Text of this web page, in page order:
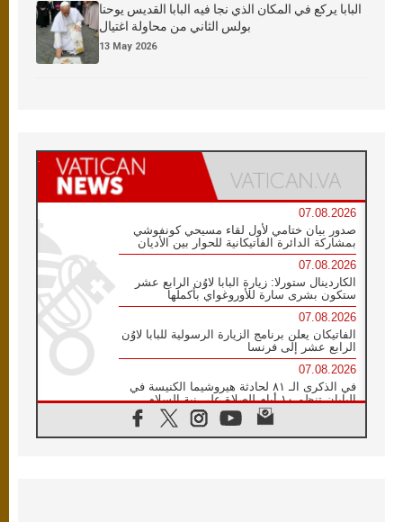
البابا يركع في المكان الذي نجا فيه البابا القديس يوحنا
بولس الثاني من محاولة اغتيال
13 May 2026
07.08.2026
صدور بيان ختامي لأول لقاء مسيحي كونفوشي
بمشاركة الدائرة الفاتيكانية للحوار بين الأديان
07.08.2026
الكاردينال ستورلا: زيارة البابا لاوُن الرابع عشر
ستكون بشرى سارة للأوروغواي بأكملها
07.08.2026
الفاتيكان يعلن برنامج الزيارة الرسولية للبابا لاوُن
الرابع عشر إلى فرنسا
07.08.2026
في الذكرى الـ ٨١ لحادثة هيروشيما الكنيسة في
اليابان تنظم ١٠ أيام للصلاة على نية السلام
الكنيسة في الأوروغواي: زيارة البابا ستعزز